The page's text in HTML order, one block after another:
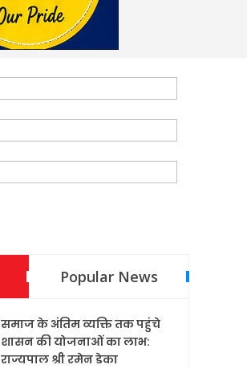
Popular News
समाज के अंतिम व्यक्ति तक पहुंचे
शासन की योजनाओं का लाभ:
राज्यपाल श्री रमेन डेका